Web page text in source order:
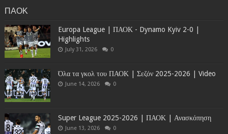
ΠΑΟΚ
Europa League | ΠΑΟΚ - Dynamo Kyiv 2-0 |
Highlights
July 31, 2026 0
Όλα τα γκολ του ΠΑΟΚ | Σεζόν 2025-2026 | Video
June 14, 2026 0
Super League 2025-2026 | ΠΑΟΚ | Ανασκόπηση
June 13, 2026 0